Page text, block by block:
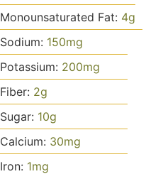
Monounsaturated Fat: 4g
Sodium: 150mg
Potassium: 200mg
Fiber: 2g
Sugar: 10g
Calcium: 30mg
Iron: 1mg